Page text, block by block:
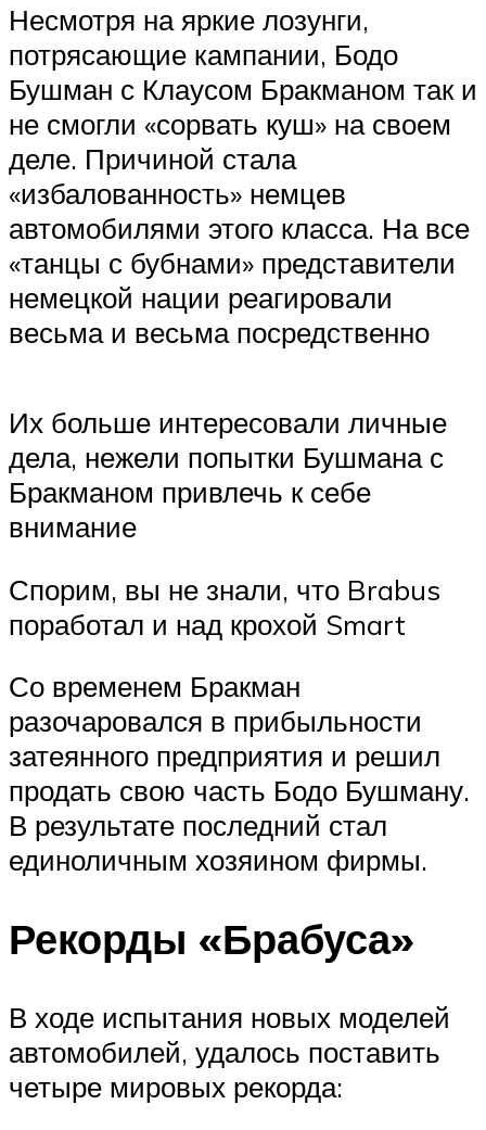
Несмотря на яркие лозунги,
потрясающие кампании, Бодо
Бушман с Клаусом Бракманом так и
не смогли «сорвать куш» на своем
деле. Причиной стала
«избалованность» немцев
автомобилями этого класса. На все
«танцы с бубнами» представители
немецкой нации реагировали
весьма и весьма посредственно
Их больше интересовали личные
дела, нежели попытки Бушмана с
Бракманом привлечь к себе
внимание
Спорим, вы не знали, что Brabus
поработал и над крохой Smart
Со временем Бракман
разочаровался в прибыльности
затеянного предприятия и решил
продать свою часть Бодо Бушману.
В результате последний стал
единоличным хозяином фирмы.
Рекорды «Брабуса»
В ходе испытания новых моделей
автомобилей, удалось поставить
четыре мировых рекорда: